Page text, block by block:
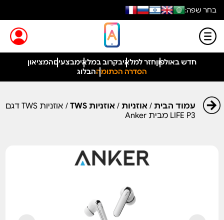
בחר שפה:
חדש באולפוןחזר למלאיבקרוב במלאימבצעיםהמציאון
הסדרה הכתומההבלוג
עמוד הבית/ אוזניות/ אוזניות TWS
/ אוזניות TWS דגם
LIFE P3 מבית Anker